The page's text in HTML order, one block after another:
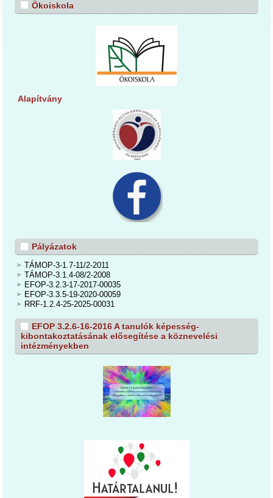
Ökoiskola
Alapítvány
Pályázatok
TÁMOP-3-1.7-11/2-2011
TÁMOP-3.1.4-08/2-2008
EFOP-3.2.3-17-2017-00035
EFOP-3.3.5-19-2020-00059
RRF-1.2.4-25-2025-00031
EFOP 3.2.6-16-2016 A tanulók képesség-
kibontakoztatásának elősegítése a köznevelési
intézményekben